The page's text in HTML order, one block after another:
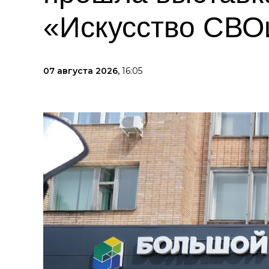
«Искусство
07 августа 2026, 16:05